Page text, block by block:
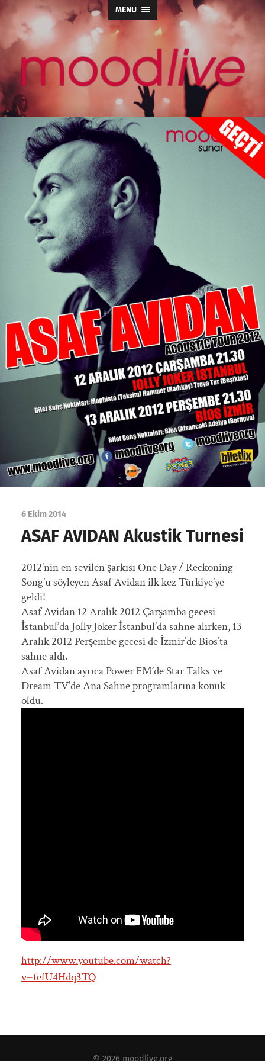
MENU
moodlive.org
6 Ekim 2014
ASAF AVIDAN Akustik Turnesi
2012’nin en sevilen şarkısı One Day / Reckoning
Song’u söyleyen Asaf Avidan ilk kez Türkiye’ye
geldi!
Asaf Avidan 12 Aralık 2012 Çarşamba gecesi
İstanbul’da Jolly Joker İstanbul’da sahne alırken, 13
Aralık 2012 Perşembe gecesi de İzmir’de Bios’ta
sahne aldı.
Asaf Avidan ayrıca Power FM’de Star Talks ve
Dream TV’de Ana Sahne programlarına konuk
oldu.
http://www.youtube.com/watch?
v=fefU4Hdq3TQ
© 2026 moodlive.org